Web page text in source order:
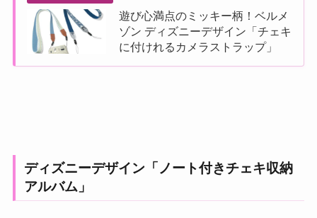
遊び心満点のミッキー柄！ベルメ
ゾン ディズニーデザイン「チェキ
に付けれるカメラストラップ」
ディズニーデザイン「ノート付きチェキ収納
アルバム」